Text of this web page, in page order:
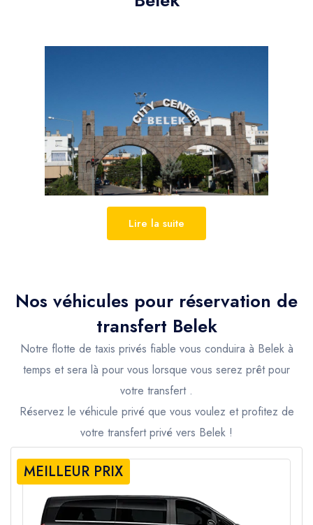
Transfert de l’aéroport d’Antalya à Belek
Vous recherchez untransfert confortable,
pouvez commencer vos vacances en toute
tranquillité grâce à nos services de transfert
professionnels. Nos chauffeurs expérimentés
et nos véhicules modernes vous conduiront
directement de l’aéroport d’Antalya à votre
hôtel ou complexe hôtelier à Belek rapidement
et en toute sécurité.
plus populaires près d’Antalya. La région est
célèbre pour seshôtels de luxe, ses
longues plages de sable et ses parcours
Lire la suite
Nos véhicules pour réservation de
transfert Belek
Notre flotte de taxis privés fiable vous conduira à Belek à
temps et sera là pour vous lorsque vous serez prêt pour
votre transfert .
Réservez le véhicule privé que vous voulez et profitez de
votre transfert privé vers Belek !
MEILLEUR PRIX